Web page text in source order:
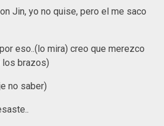
Jin, yo no quise, pero el me saco
eso..(lo mira) creo que merezco
los brazos)
no saber)